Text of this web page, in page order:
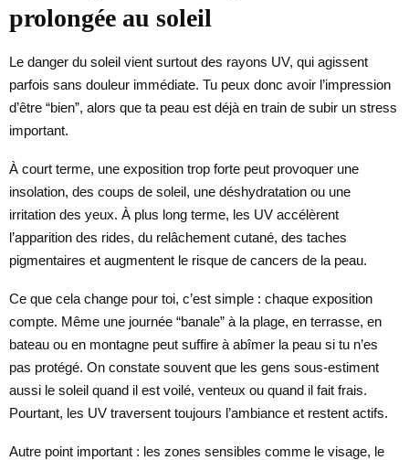
prolongée au soleil
Le danger du soleil vient surtout des rayons UV, qui agissent
parfois sans douleur immédiate. Tu peux donc avoir l’impression
d’être “bien”, alors que ta peau est déjà en train de subir un stress
important.
À court terme, une exposition trop forte peut provoquer une
insolation, des coups de soleil, une déshydratation ou une
irritation des yeux. À plus long terme, les UV accélèrent
l’apparition des rides, du relâchement cutané, des taches
pigmentaires et augmentent le risque de cancers de la peau.
Ce que cela change pour toi, c’est simple : chaque exposition
compte. Même une journée “banale” à la plage, en terrasse, en
bateau ou en montagne peut suffire à abîmer la peau si tu n’es
pas protégé. On constate souvent que les gens sous-estiment
aussi le soleil quand il est voilé, venteux ou quand il fait frais.
Pourtant, les UV traversent toujours l’ambiance et restent actifs.
Autre point important : les zones sensibles comme le visage, le